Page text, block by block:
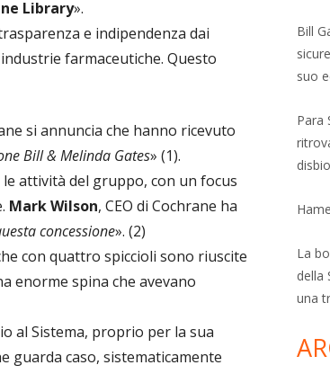
Library».
e indipendenza dai
farmaceutiche. Questo
si annuncia che hanno ricevuto
Bill & Melinda Gates» (1).
attività del gruppo, con un focus
Mark Wilson, CEO di Cochrane ha
concessione». (2)
con quattro spiccioli sono riuscite
enorme spina che avevano
al Sistema, proprio per la sua
guarda caso, sistematicamente
Bill
suo
Para
La
della
una